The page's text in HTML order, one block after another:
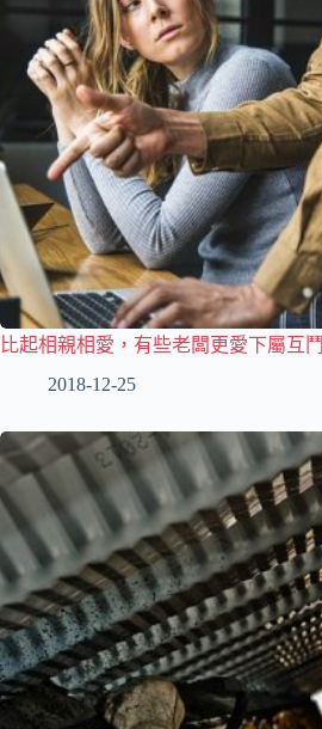
比起相親相愛，有些老闆更愛下屬互鬥
2018-12-25